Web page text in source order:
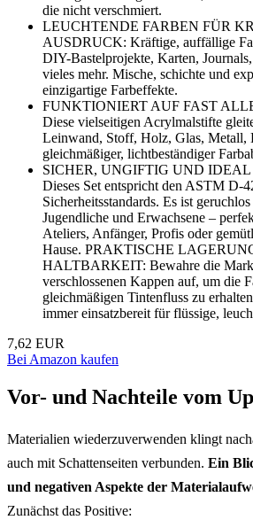
die nicht verschmiert.
LEUCHTENDE FARBEN FÜR
AUSDRUCK: Kräftige, auffällige
DIY-Bastelprojekte, Karten,
vieles mehr. Mische, schichte und
einzigartige Farbeffekte.
FUNKTIONIERT AUF FAST
Diese vielseitigen Acrylmalstifte
Leinwand, Stoff, Holz, Glas, Metall,
gleichmäßiger, lichtbeständiger
SICHER, UNGIFTIG UND IDEAL
Dieses Set entspricht den ASTM D-
Sicherheitsstandards. Es ist
Jugendliche und Erwachsene –
Ateliers, Anfänger, Profis oder
Hause. PRAKTISCHE
HALTBARKEIT: Bewahre die
verschlossenen Kappen auf, um die
gleichmäßigen Tintenfluss zu
immer einsatzbereit für flüssige,
7,62 EUR
Bei Amazon kaufen
Vor- und Nachteile vom
Materialien wiederzuverwenden klingt
auch mit Schattenseiten verbunden. Ein
und negativen Aspekte der
Zunächst das Positive: